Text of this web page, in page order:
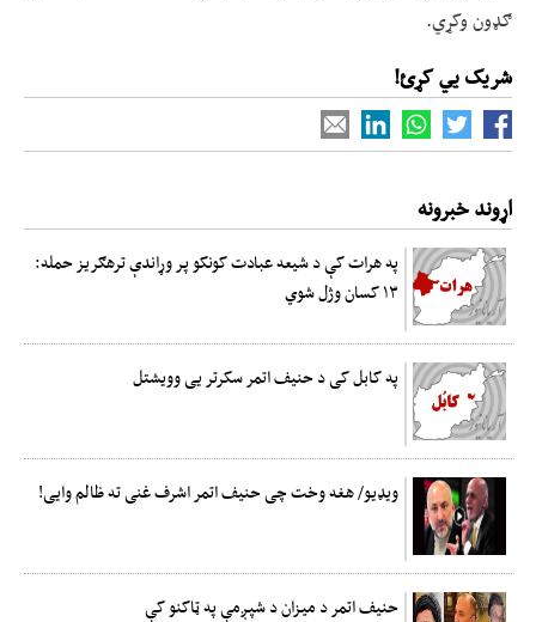
ګډون وکړي.
شریک یي کړئ!
اړوند خبرونه
په هرات کې د شیعه عبادت کونکو پر وړاندې ترهګریز حمله:
۱۳ کسان وژل شوي
په کابل کی د حنیف اتمر سکرتر یی وویشتل
ویډیو/ هغه وخت چی حنیف اتمر اشرف غنی ته ظالم وایی!
حنیف اتمر د میزان د شپږمې په ټاکنو کې